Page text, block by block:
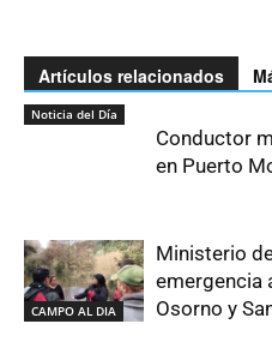
Artículos relacionados
Noticia del Día
Conductor
en Puerto
CAMPO AL DIA
Ministerio
emergencia
Osorno y